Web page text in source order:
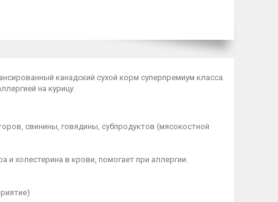
канадский сухой корм суперпремиум класса.
на курицу.
свинины, говядины, субпродуктов (мясокостной
и холестерина в крови, помогает при аллергии.